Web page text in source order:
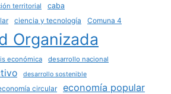
territorial
caba
ciencia y tecnología Comuna 4
Organizada
económica desarrollo nacional
desarrollo sostenible
circular economía popular